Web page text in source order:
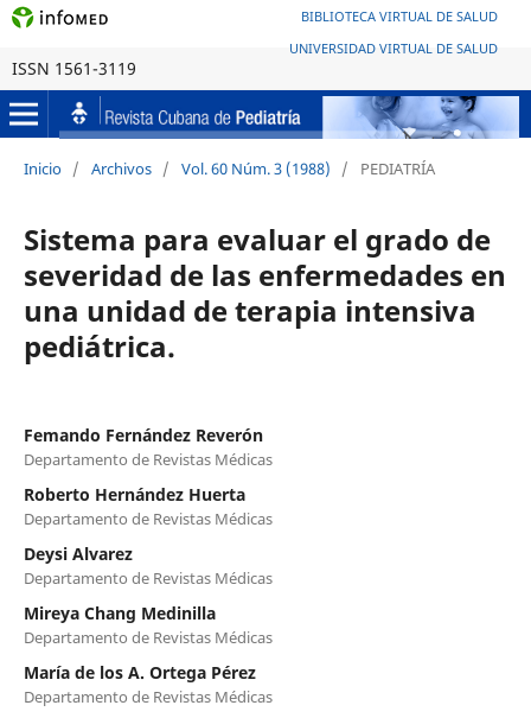
BIBLIOTECA VIRTUAL DE SALUD
UNIVERSIDAD VIRTUAL DE SALUD
ISSN 1561-3119
Inicio / Archivos / Vol. 60 Núm. 3 (1988) / PEDIATRÍA
Sistema para evaluar el grado de
severidad de las enfermedades en
una unidad de terapia intensiva
pediátrica.
Femando Fernández Reverón
Departamento de Revistas Médicas
Roberto Hernández Huerta
Departamento de Revistas Médicas
Deysi Alvarez
Departamento de Revistas Médicas
Mireya Chang Medinilla
Departamento de Revistas Médicas
María de los A. Ortega Pérez
Departamento de Revistas Médicas